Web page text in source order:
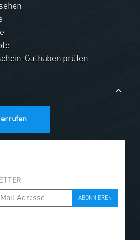
Guthaben prüfen
ABONNIEREN